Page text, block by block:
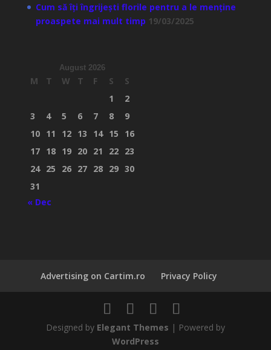
Cum să îți îngrijești florile pentru a le menține
proaspete mai mult timp 19/03/2025
August 2026
M T W T F S
S
1
2
3
4 5 6 7 8
9
10 11 12 13 14 15
16
17 18 19 20 21 22 23
24 25 26 27 28 29 30
31
« Dec
Advertising on Cartim.ro Privacy Policy
Designed by Elegant Themes | Powered by
WordPress